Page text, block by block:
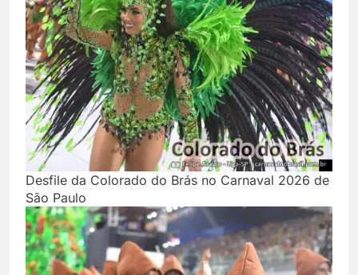
Desfile da Colorado do Brás no Carnaval 2026 de
São Paulo